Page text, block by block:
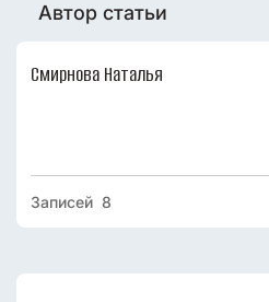
Автор статьи
Смирнова Наталья
Записей 8